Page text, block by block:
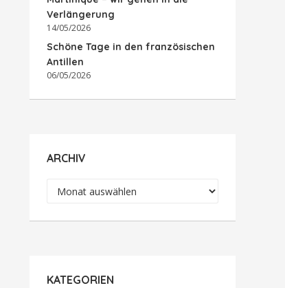
Verlängerung
14/05/2026
Schöne Tage in den französischen
Antillen
06/05/2026
ARCHIV
Archiv
KATEGORIEN